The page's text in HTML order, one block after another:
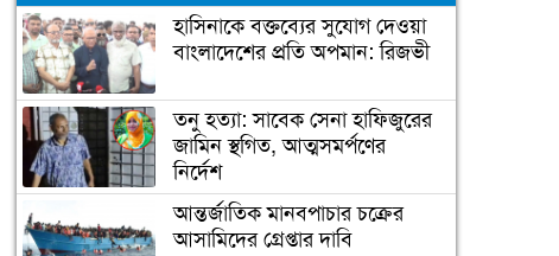
হাসিনাকে বক্তব্যের সুযোগ দেওয়া
বাংলাদেশের প্রতি অপমান: রিজভী
তনু হত্যা: সাবেক সেনা হাফিজুরের
জামিন স্থগিত, আত্মসমর্পণের
নির্দেশ
আন্তর্জাতিক মানবপাচার চক্রের
আসামিদের গ্রেপ্তার দাবি